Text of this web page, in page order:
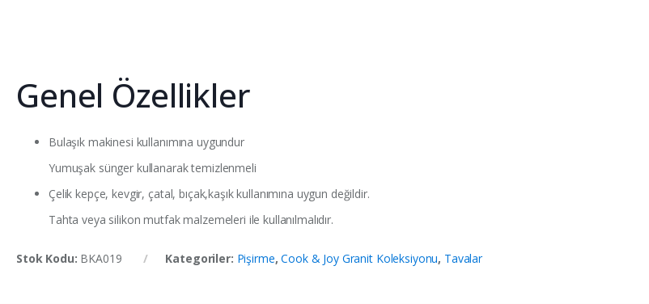
Genel Özellikler
Bulaşık makinesi kullanımına uygundur
Yumuşak sünger kullanarak temizlenmeli
Çelik kepçe, kevgir, çatal, bıçak,kaşık kullanımına uygun değildir.
Tahta veya silikon mutfak malzemeleri ile kullanılmalıdır.
Stok Kodu: BKA019 Kategoriler: Pişirme,Cook & Joy Granit Koleksiyonu, Tavalar